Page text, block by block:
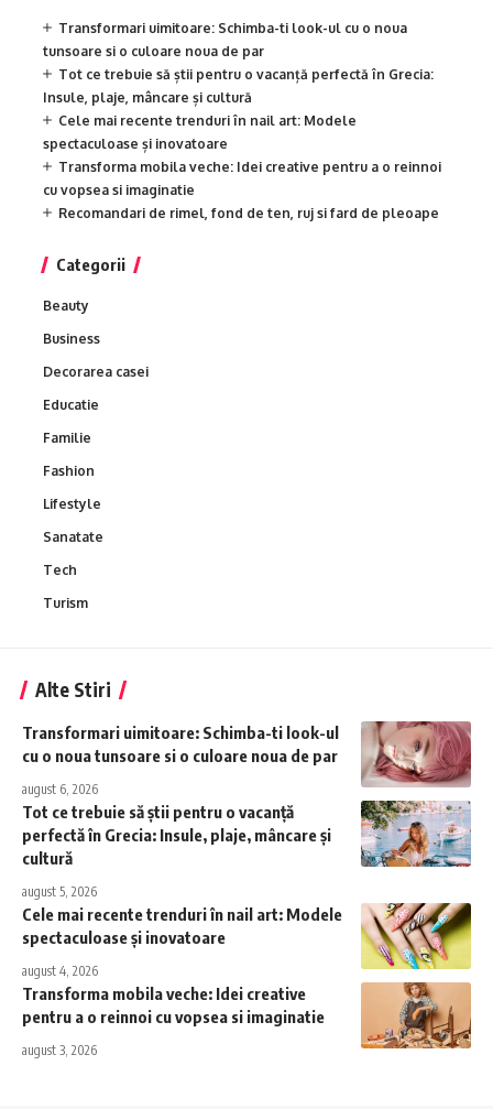
Transformari uimitoare: Schimba-ti look-ul cu o noua
tunsoare si o culoare noua de par
Tot ce trebuie să știi pentru o vacanță perfectă în Grecia:
Insule, plaje, mâncare și cultură
Cele mai recente trenduri în nail art: Modele
spectaculoase și inovatoare
Transforma mobila veche: Idei creative pentru a o reinnoi
cu vopsea si imaginatie
Recomandari de rimel, fond de ten, ruj si fard de pleoape
Categorii
Beauty
Business
Decorarea casei
Educatie
Familie
Fashion
Lifestyle
Sanatate
Tech
Turism
Alte Stiri
Transformari uimitoare: Schimba-ti look-ul
cu o noua tunsoare si o culoare noua de par
august 6, 2026
Tot ce trebuie să știi pentru o vacanță
perfectă în Grecia: Insule, plaje, mâncare și
cultură
august 5, 2026
Cele mai recente trenduri în nail art: Modele
spectaculoase și inovatoare
august 4, 2026
Transforma mobila veche: Idei creative
pentru a o reinnoi cu vopsea si imaginatie
august 3, 2026